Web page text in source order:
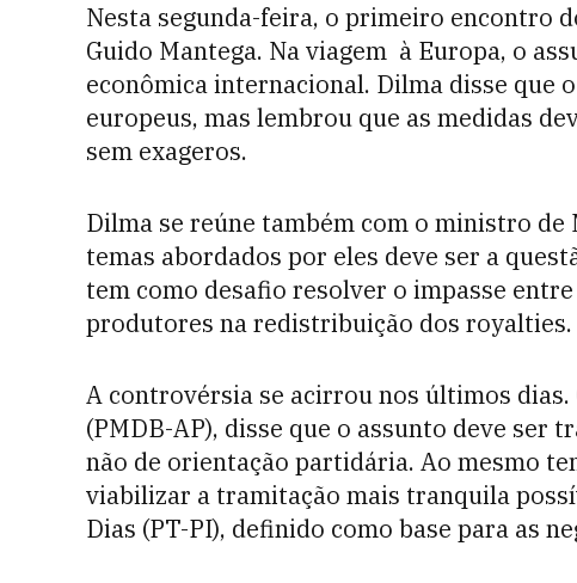
Nesta segunda-feira, o primeiro encontro
Guido Mantega. Na viagem à Europa, o
econômica internacional. Dilma disse que
europeus, mas lembrou que as medidas
sem exageros.
Dilma se reúne também com o ministro de
temas abordados por eles deve ser a
tem como desafio resolver o impasse
produtores na redistribuição dos royalties.
A controvérsia se acirrou nos últimos dias.
(PMDB-AP), disse que o assunto deve ser
não de orientação partidária. Ao mesmo
viabilizar a tramitação mais tranquila
Dias (PT-PI), definido como base para as